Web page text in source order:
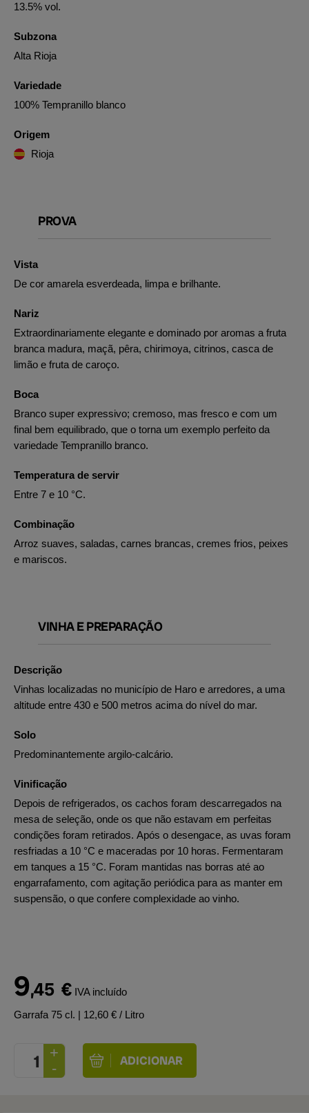
13.5% vol.
Subzona
Alta Rioja
Variedade
100% Tempranillo blanco
Origem
Rioja
PROVA
Vista
De cor amarela esverdeada, limpa e brilhante.
Nariz
Extraordinariamente elegante e dominado por aromas a fruta
branca madura, maçã, pêra, chirimoya, citrinos, casca de
limão e fruta de caroço.
Boca
Branco super expressivo; cremoso, mas fresco e com um
final bem equilibrado, que o torna um exemplo perfeito da
variedade Tempranillo branco.
Temperatura de servir
Entre 7 e 10 °C.
Combinação
Arroz suaves, saladas, carnes brancas, cremes frios, peixes
e mariscos.
VINHA E PREPARAÇÃO
Descrição
Vinhas localizadas no município de Haro e arredores, a uma
altitude entre 430 e 500 metros acima do nível do mar.
Solo
Predominantemente argilo-calcário.
Vinificação
Depois de refrigerados, os cachos foram descarregados na
mesa de seleção, onde os que não estavam em perfeitas
condições foram retirados. Após o desengace, as uvas foram
resfriadas a 10 °C e maceradas por 10 horas. Fermentaram
em tanques a 15 °C. Foram mantidas nas borras até ao
engarrafamento, com agitação periódica para as manter em
suspensão, o que confere complexidade ao vinho.
9,45 € IVA incluído
Garrafa 75 cl. | 12,60 € / Litro